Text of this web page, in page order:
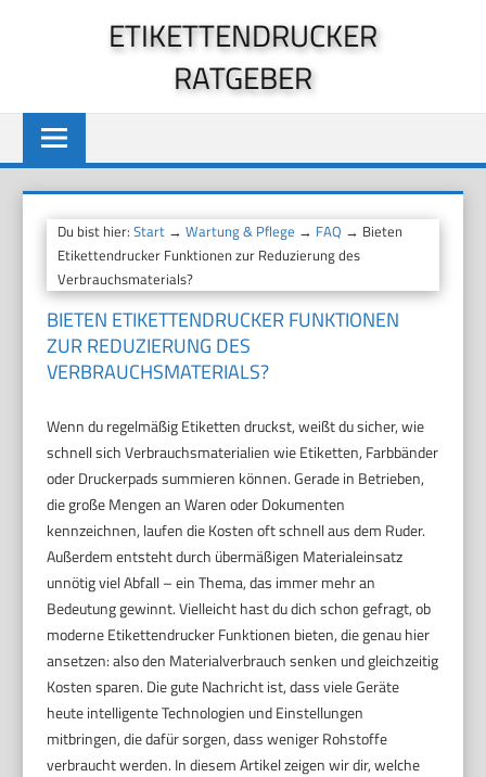
ETIKETTENDRUCKER
RATGEBER
Du bist hier:Start →Wartung & Pflege → FAQ → Bieten
Etikettendrucker Funktionen zur Reduzierung des
Verbrauchsmaterials?
BIETEN ETIKETTENDRUCKER FUNKTIONEN
ZUR REDUZIERUNG DES
VERBRAUCHSMATERIALS?
Wenn du regelmäßig Etiketten druckst, weißt du sicher, wie
schnell sich Verbrauchsmaterialien wie Etiketten, Farbbänder
oder Druckerpads summieren können. Gerade in Betrieben,
die große Mengen an Waren oder Dokumenten
kennzeichnen, laufen die Kosten oft schnell aus dem Ruder.
Außerdem entsteht durch übermäßigen Materialeinsatz
unnötig viel Abfall – ein Thema, das immer mehr an
Bedeutung gewinnt. Vielleicht hast du dich schon gefragt, ob
moderne Etikettendrucker Funktionen bieten, die genau hier
ansetzen: also den Materialverbrauch senken und gleichzeitig
Kosten sparen. Die gute Nachricht ist, dass viele Geräte
heute intelligente Technologien und Einstellungen
mitbringen, die dafür sorgen, dass weniger Rohstoffe
verbraucht werden. In diesem Artikel zeigen wir dir, welche